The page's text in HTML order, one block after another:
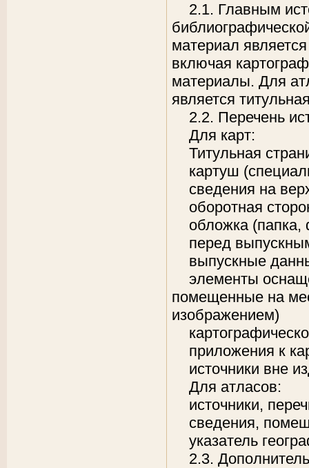
2.1. Главным
материал
включая
материалы. Для
является
2.2. Перечень
Для карт:
Титульная
картуш
сведения на
оборотная
обложка (папка,
перед
выпускные
элементы
помещенные на
изображением)
приложения к
источники вне
Для атласов:
источники,
сведения,
указатель
2.3.